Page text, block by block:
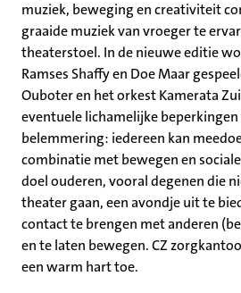
muziek, beweging en creativiteit
graaide muziek van vroeger te
theaterstoel. In de nieuwe editie
Ramses Shaffy en Doe Maar
Ouboter en het orkest Kamerata
eventuele lichamelijke
belemmering: iedereen kan
combinatie met bewegen en
doel ouderen, vooral degenen die
theater gaan, een avondje uit te
contact te brengen met anderen
en te laten bewegen. CZ
een warm hart toe.